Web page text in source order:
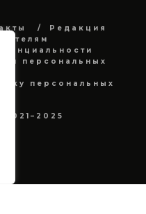
Редакция
персональных
персональных